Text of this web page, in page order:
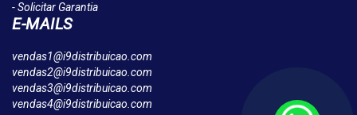
- Solicitar Garantia
E-MAILS
vendas1@i9distribuicao.com
vendas2@i9distribuicao.com
vendas3@i9distribuicao.com
vendas4@i9distribuicao.com